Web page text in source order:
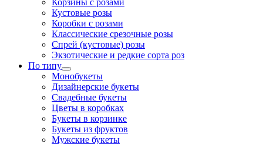
Кустовые розы
Коробки с розами
Классические срезочные розы
Спрей (кустовые) розы
Экзотические и редкие сорта роз
По типу
Монобукеты
Дизайнерские букеты
Свадебные букеты
Цветы в коробках
Букеты в корзинке
Букеты из фруктов
Мужские букеты